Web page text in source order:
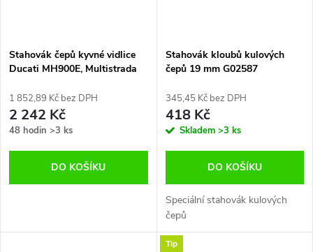
Stahovák čepů kyvné vidlice
Ducati MH900E, Multistrada
1 852,89 Kč bez DPH
2 242 Kč
48 hodin >3 ks
DO KOŠÍKU
Stahovák kloubů kulových
čepů 19 mm G02587
345,45 Kč bez DPH
418 Kč
Skladem >3 ks
DO KOŠÍKU
Speciální stahovák kulových
čepů
Tip